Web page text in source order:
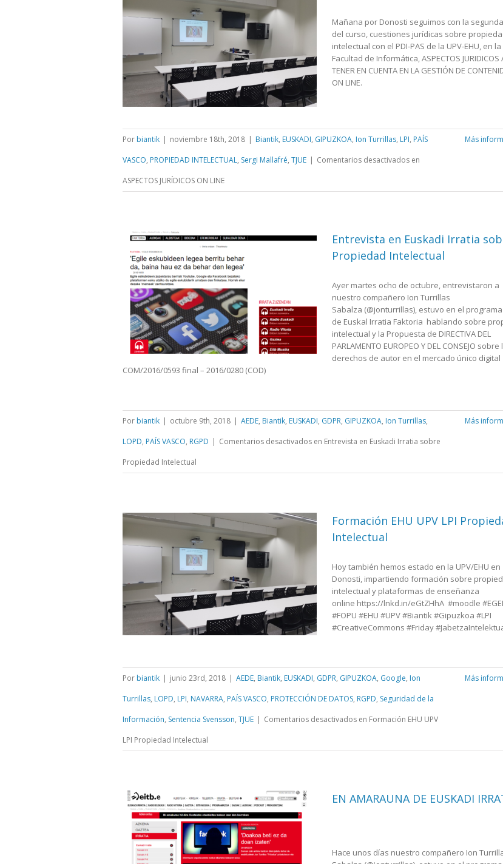
Mañana por Donosti seguimos con la
del curso, cuestiones jurídicas sobre
intelectual con el PDI-PAS de la UPV-EHU, en la
Facultad de Informática, ASPECTOS JURIDICOS
TENER EN CUENTA EN LA GESTIÓN DE
ON LINE.
Por biantik | noviembre 18th, 2018 | Biantik, EUSKADI, GIPUZKOA, Ion Turrillas, LPI, PAÍS
VASCO, PROPIEDAD INTELECTUAL, Sergi Mallafré, TJUE | Comentarios desactivados en
ASPECTOS JURÍDICOS ON LINE
Más
Entrevista en Euskadi Irratia
Propiedad Intelectual
Ayer martes ocho de octubre, entrevistaron a
nuestro compañero Ion Turrillas
Sabalza (@jonturrillas), estuvo en el programa
de Euskal Irratia Faktoria hablando sobre
intelectual y la Propuesta de DIRECTIVA DEL
PARLAMENTO EUROPEO Y DEL CONSEJO sobre
derechos de autor en el mercado único digital
COM/2016/0593 final – 2016/0280 (COD)
Por biantik | octubre 9th, 2018 | AEDE, Biantik, EUSKADI, GDPR, GIPUZKOA, Ion Turrillas,
LOPD, PAÍS VASCO, RGPD | Comentarios desactivados en Entrevista en Euskadi Irratia sobre
Propiedad Intelectual
Más
Formación EHU UPV LPI
Intelectual
Hoy también hemos estado en la UPV/EHU en
Donosti, impartiendo formación sobre
intelectual y plataformas de enseñanza
online https://lnkd.in/eGtZHhA #moodle
#FOPU #EHU #UPV #Biantik #Gipuzkoa #LPI
#CreativeCommons #Friday
Por biantik | junio 23rd, 2018 | AEDE, Biantik, EUSKADI, GDPR, GIPUZKOA, Google, Ion
Turrillas, LOPD, LPI, NAVARRA, PAÍS VASCO, PROTECCIÓN DE DATOS, RGPD, Seguridad de la
Información, Sentencia Svensson, TJUE | Comentarios desactivados en Formación EHU UPV
LPI Propiedad Intelectual
Más
EN AMARAUNA DE EUSKADI
Hace unos días nuestro compañero Ion